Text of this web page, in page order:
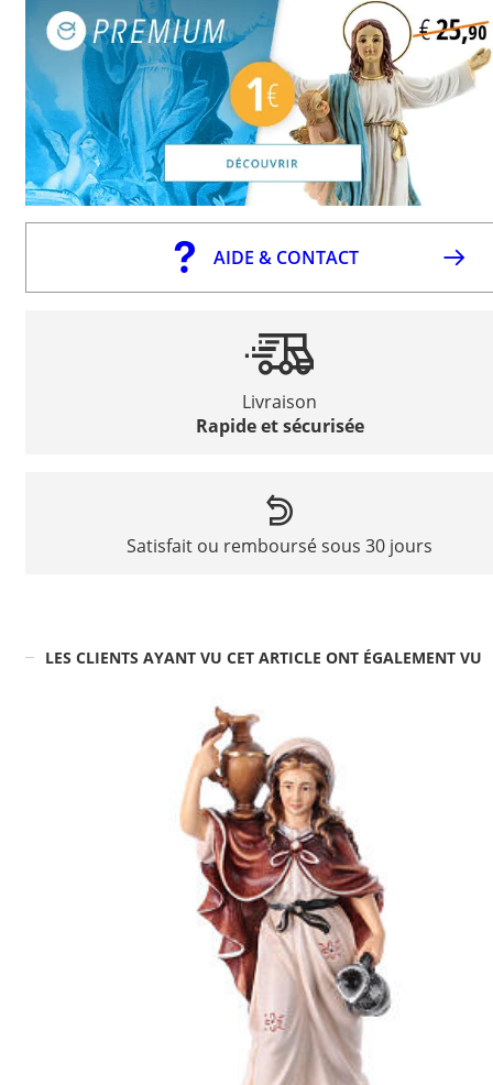
AIDE & CONTACT
Livraison
Rapide et sécurisée
Satisfait ou remboursé sous 30 jours
LES CLIENTS AYANT VU CET ARTICLE ONT ÉGALEMENT VU